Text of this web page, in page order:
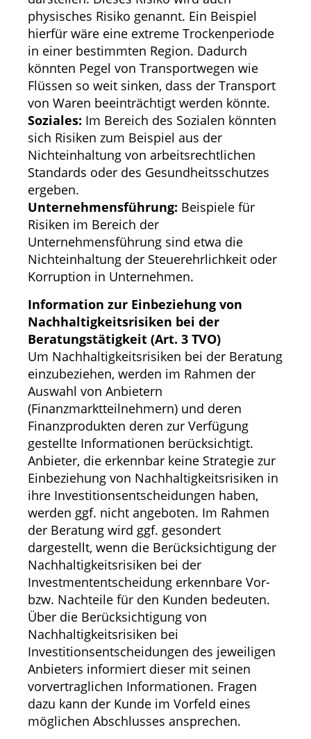
physisches Risiko genannt. Ein Beispiel
hierfür wäre eine extreme Trockenperiode
in einer bestimmten Region. Dadurch
könnten Pegel von Transportwegen wie
Flüssen so weit sinken, dass der Transport
von Waren beeinträchtigt werden könnte.
Soziales: Im Bereich des Sozialen könnten
sich Risiken zum Beispiel aus der
Nichteinhaltung von arbeitsrechtlichen
Standards oder des Gesundheitsschutzes
ergeben.
Unternehmensführung: Beispiele für
Risiken im Bereich der
Unternehmensführung sind etwa die
Nichteinhaltung der Steuerehrlichkeit oder
Korruption in Unternehmen.
Information zur Einbeziehung von
Nachhaltigkeitsrisiken bei der
Beratungstätigkeit (Art. 3 TVO)
Um Nachhaltigkeitsrisiken bei der Beratung
einzubeziehen, werden im Rahmen der
Auswahl von Anbietern
(Finanzmarktteilnehmern) und deren
Finanzprodukten deren zur Verfügung
gestellte Informationen berücksichtigt.
Anbieter, die erkennbar keine Strategie zur
Einbeziehung von Nachhaltigkeitsrisiken in
ihre Investitionsentscheidungen haben,
werden ggf. nicht angeboten. Im Rahmen
der Beratung wird ggf. gesondert
dargestellt, wenn die Berücksichtigung der
Nachhaltigkeitsrisiken bei der
Investmententscheidung erkennbare Vor-
bzw. Nachteile für den Kunden bedeuten.
Über die Berücksichtigung von
Nachhaltigkeitsrisiken bei
Investitionsentscheidungen des jeweiligen
Anbieters informiert dieser mit seinen
vorvertraglichen Informationen. Fragen
dazu kann der Kunde im Vorfeld eines
möglichen Abschlusses ansprechen.